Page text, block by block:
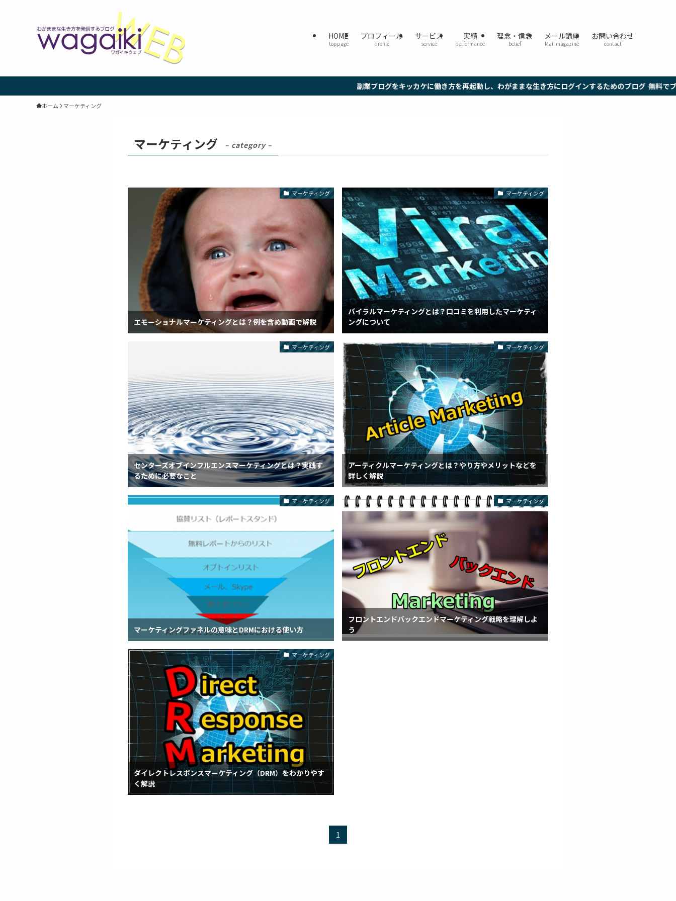
HOME
toppage
プロフィール
profile
サービス
service
実績
performance
理念・信念
belief
メール講座
Mail magazine
お問い合わせ
contact
副業ブログをキッカケに働き方を再起動し、わがままな生き方にログインするためのブログ ―― 無料でブログの
ホーム マーケティング
マーケティング – category –
マーケティング
エモーショナルマーケティングとは？例を含め動画で解説
マーケティング
バイラルマーケティングとは？口コミを利用したマーケティ
ングについて
マーケティング
センターズオブインフルエンスマーケティングとは？実践す
るために必要なこと
マーケティング
アーティクルマーケティングとは？やり方やメリットなどを
詳しく解説
マーケティング
マーケティングファネルの意味とDRMにおける使い方
マーケティング
フロントエンドバックエンドマーケティング戦略を理解しよ
う
マーケティング
ダイレクトレスポンスマーケティング（DRM）をわかりやす
く解説
1